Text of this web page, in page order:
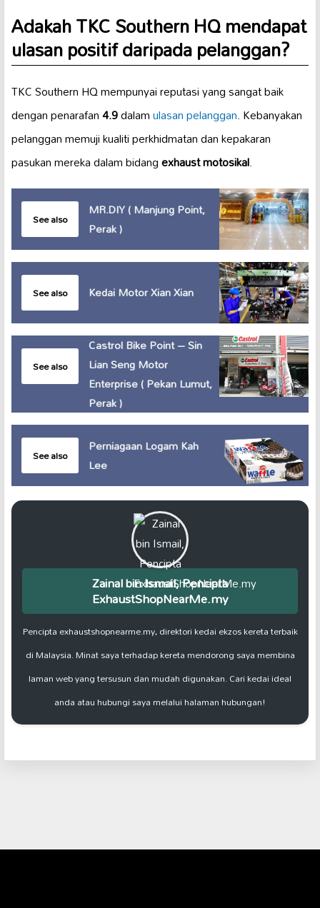
Adakah TKC Southern HQ mendapat
ulasan positif daripada pelanggan?
TKC Southern HQ mempunyai reputasi yang sangat baik
dengan penarafan4.9dalamulasan pelanggan. Kebanyakan
pelanggan memuji kualiti perkhidmatan dan kepakaran
pasukan mereka dalam bidangexhaust motosikal.
See also
MR.DIY ( Manjung Point,
Perak )
See also Kedai Motor Xian Xian
See also
Castrol Bike Point – Sin
Lian Seng Motor
Enterprise ( Pekan Lumut,
Perak )
See also
Perniagaan Logam Kah
Lee
Zainal bin Ismail, Pencipta
ExhaustShopNearMe.my
Pencipta exhaustshopnearme.my, direktori kedai ekzos kereta terbaik
di Malaysia. Minat saya terhadap kereta mendorong saya membina
laman web yang tersusun dan mudah digunakan. Cari kedai ideal
anda atau hubungi saya melalui halaman hubungan!